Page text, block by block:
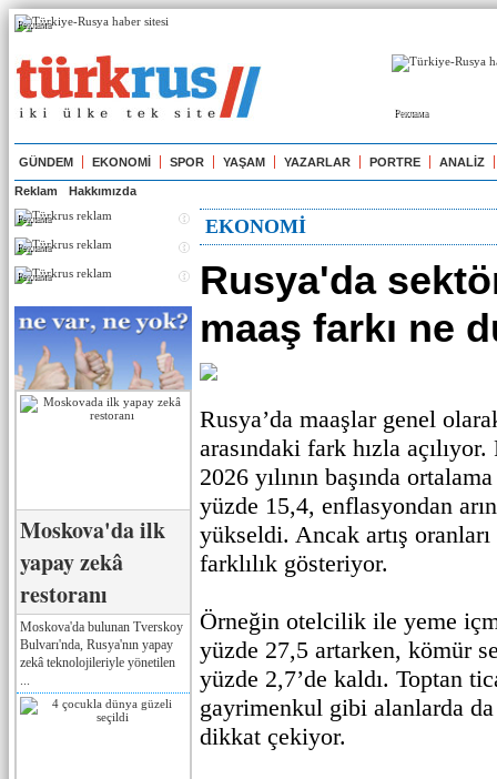
Реклама
Реклама
GÜNDEM EKONOMİ SPOR YAŞAM YAZARLAR PORTRE ANALİZ
Reklam Hakkımızda
Реклама
Реклама
Реклама
Moskova'da ilk
yapay zekâ
restoranı
Moskova'da bulunan Tverskoy
Bulvarı'nda, Rusya'nın yapay
zekâ teknolojileriyle yönetilen
EKONOMİ
Rusya'da
maaş farkı ne
Rusya’da maaşlar genel
arasındaki fark hızla
2026 yılının başında
yüzde 15,4, enflasyondan
yükseldi. Ancak artış
farklılık gösteriyor.
Örneğin otelcilik ile yeme
yüzde 27,5 artarken, kömür
yüzde 2,7’de kaldı. Toptan
gayrimenkul gibi alanlarda
dikkat çekiyor.